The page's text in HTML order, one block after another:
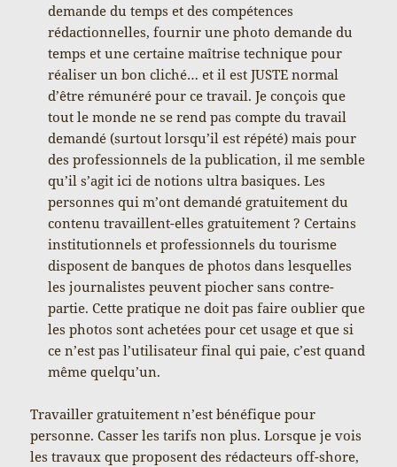
demande du temps et des compétences
rédactionnelles, fournir une photo demande du
temps et une certaine maîtrise technique pour
réaliser un bon cliché… et il est JUSTE normal
d’être rémunéré pour ce travail. Je conçois que
tout le monde ne se rend pas compte du travail
demandé (surtout lorsqu’il est répété) mais pour
des professionnels de la publication, il me semble
qu’il s’agit ici de notions ultra basiques. Les
personnes qui m’ont demandé gratuitement du
contenu travaillent-elles gratuitement ? Certains
institutionnels et professionnels du tourisme
disposent de banques de photos dans lesquelles
les journalistes peuvent piocher sans contre-
partie. Cette pratique ne doit pas faire oublier que
les photos sont achetées pour cet usage et que si
ce n’est pas l’utilisateur final qui paie, c’est quand
même quelqu’un.
Travailler gratuitement n’est bénéfique pour
personne. Casser les tarifs non plus. Lorsque je vois
les travaux que proposent des rédacteurs off-shore,